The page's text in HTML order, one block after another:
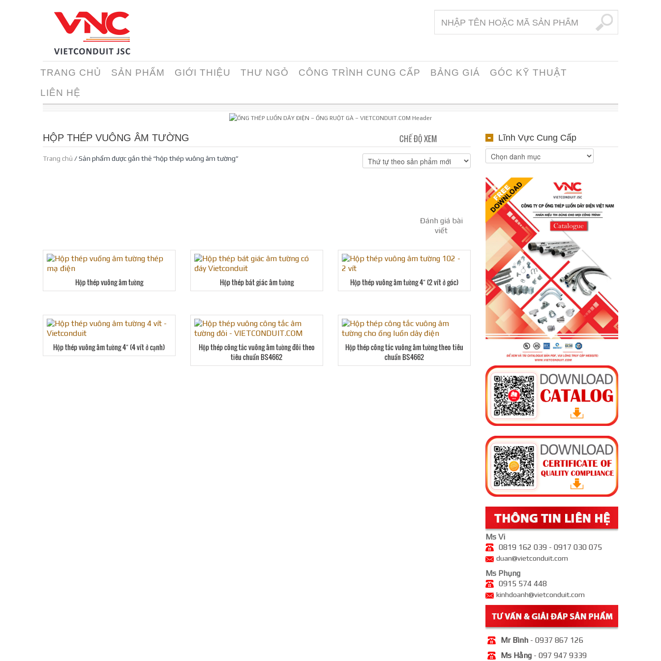
TRANG CHỦ SẢN PHẨM GIỚI THIỆU THƯ NGỎ CÔNG TRÌNH CUNG CẤP BẢNG GIÁ
GÓC KỸ THUẬT
LIÊN HỆ
HỘP THÉP VUÔNG ÂM TƯỜNG CHẾ ĐỘ XEM
Trang chủ / Sản phẩm được gắn thẻ “hộp thép vuông âm tường”
Đánh giá bài
viết
Hộp thép vuông âm tường Hộp thép bát giác âm tường Hộp thép vuông âm tường 4″ (2 vít ở góc)
Hộp thép vuông âm tường 4″ (4 vít ở cạnh)
Hộp thép công tắc vuông âm tường đôi theo
tiêu chuẩn BS4662
Hộp thép công tắc vuông âm tường theo tiêu
chuẩn BS4662
Lĩnh Vực Cung Cấp
Ms Vi
0819 162 039 - 0917 030 075
duan@vietconduit.com
Ms Phụng
0915 574 448
kinhdoanh@vietconduit.com
Mr Bình- 0937 867 126
Ms Hằng- 097 947 9339